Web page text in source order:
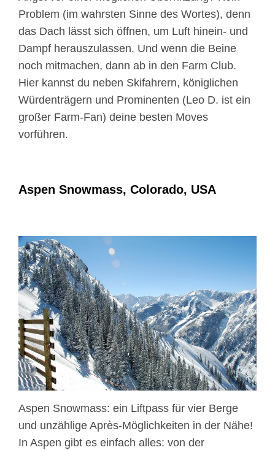
Problem (im wahrsten Sinne des Wortes), denn
das Dach lässt sich öffnen, um Luft hinein- und
Dampf herauszulassen. Und wenn die Beine
noch mitmachen, dann ab in den Farm Club.
Hier kannst du neben Skifahrern, königlichen
Würdenträgern und Prominenten (Leo D. ist ein
großer Farm-Fan) deine besten Moves
vorführen.
Aspen Snowmass, Colorado, USA
Aspen Snowmass: ein Liftpass für vier Berge
und unzählige Après-Möglichkeiten in der Nähe!
In Aspen gibt es einfach alles: von der